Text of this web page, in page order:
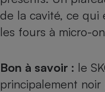
de la cavité, ce qui
les fours à micro-
Bon à savoir : le
principalement